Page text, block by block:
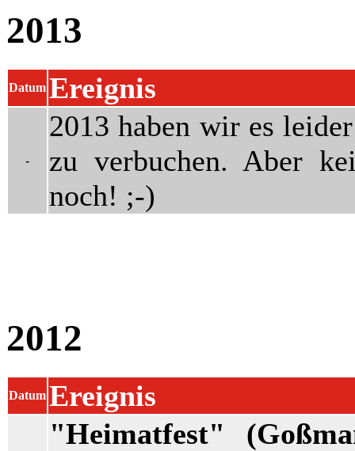
2013
Datum Ereignis
-
2013 haben wir es
zu verbuchen. Aber
noch! ;-)
2012
Datum Ereignis
"Heimatfest"